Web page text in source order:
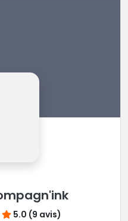
5.0 (9 avis)